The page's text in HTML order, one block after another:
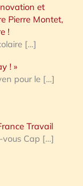
et
Pierre Montet,
!
[…]
! »
pour le […]
Travail
Cap […]